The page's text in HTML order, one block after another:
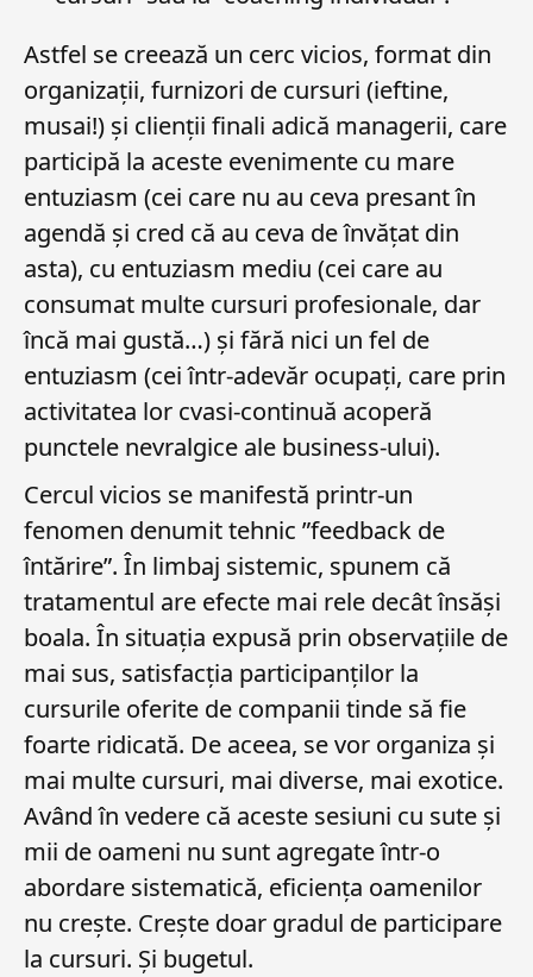
Astfel se creează un cerc vicios, format din
organizații, furnizori de cursuri (ieftine,
musai!) și clienții finali adică managerii, care
participă la aceste evenimente cu mare
entuziasm (cei care nu au ceva presant în
agendă și cred că au ceva de învățat din
asta), cu entuziasm mediu (cei care au
consumat multe cursuri profesionale, dar
încă mai gustă…) și fără nici un fel de
entuziasm (cei într-adevăr ocupați, care prin
activitatea lor cvasi-continuă acoperă
punctele nevralgice ale business-ului).
Cercul vicios se manifestă printr-un
fenomen denumit tehnic ”feedback de
întărire”. În limbaj sistemic, spunem că
tratamentul are efecte mai rele decât însăși
boala. În situația expusă prin observațiile de
mai sus, satisfacția participanților la
cursurile oferite de companii tinde să fie
foarte ridicată. De aceea, se vor organiza și
mai multe cursuri, mai diverse, mai exotice.
Având în vedere că aceste sesiuni cu sute și
mii de oameni nu sunt agregate într-o
abordare sistematică, eficiența oamenilor
nu crește. Crește doar gradul de participare
la cursuri. Și bugetul.